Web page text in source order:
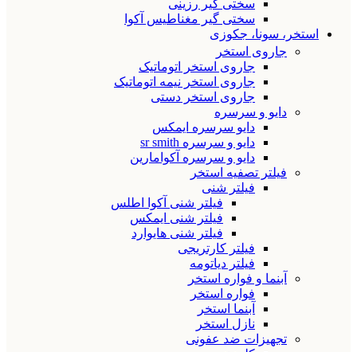
سختی گیر رزینی
سختی گیر مغناطیس آکوا
استخر، سونا، جکوزی
جاروی استخر
جاروی استخر اتوماتیک
جاروی استخر نیمه اتوماتیک
جاروی استخر دستی
دایو و سرسره
دایو سرسره ایمکس
دایو و سرسره sr smith
دایو و سرسره آکوامارین
فیلتر تصفیه استخر
فیلتر شنی
فیلتر شنی آکوا اطلس
فیلتر شنی ایمکس
فیلتر شنی هایوارد
فیلتر کارتریجی
فیلتر دیاتومه
آبنما و فواره استخر
فواره استخر
آبنما استخر
نازل استخر
تجهیزات ضد عفونی